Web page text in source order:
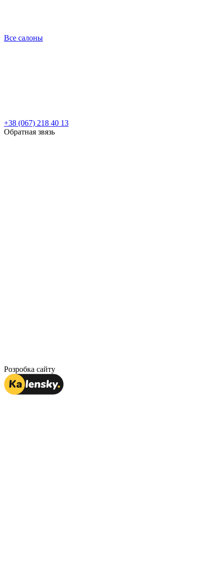
Все салоны
+38 (067) 218 40 13
Обратная звязь
Розробка сайту